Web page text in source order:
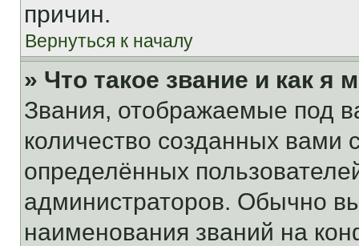
причин.
Вернуться к началу
» Что такое звание и как я
Звания, отображаемые под
количество созданных
определённых
администраторов. Обычно
наименования званий на